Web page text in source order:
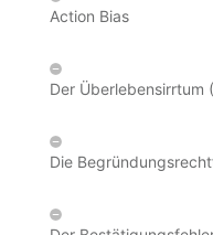
Action Bias
Der Überlebensirrtum
Die